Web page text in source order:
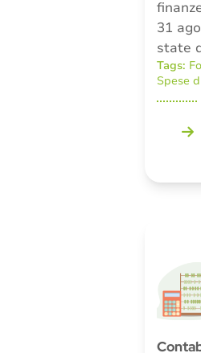
31
state
Tags:
Spese